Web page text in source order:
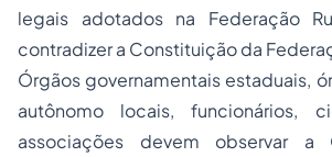
legais adotados na Federação
contradizer a Constituição da
Órgãos governamentais estaduais,
autônomo locais, funcionários,
associações devem observar a